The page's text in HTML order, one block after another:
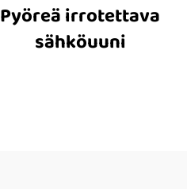
Pyöreä irrotettava
sähköuuni